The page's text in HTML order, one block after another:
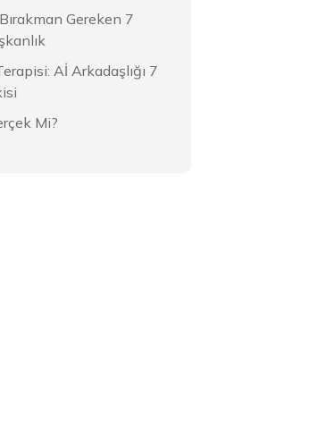
Gereken 7
Aİ Arkadaşlığı 7
Mi?